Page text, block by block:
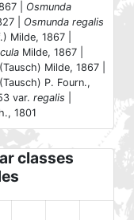
| Osmunda
| Osmunda regalis
Milde, 1867 |
Milde, 1867 |
(Tausch) Milde, 1867 |
(Tausch) P. Fourn.,
var. regalis
1801
classes